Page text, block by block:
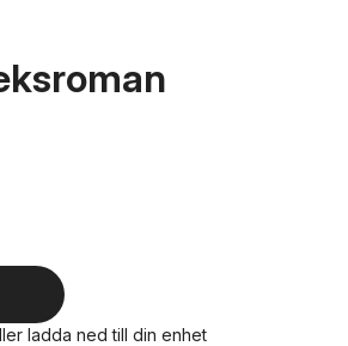
ladda ned till din enhet